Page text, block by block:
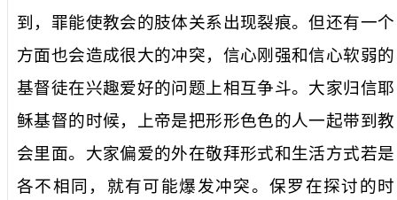
到，罪能使教会的肢体关系出现裂痕。但还有一个
方面也会造成很大的冲突，信心刚强和信心软弱的
基督徒在兴趣爱好的问题上相互争斗。大家归信耶
稣基督的时候，上帝是把形形色色的人一起带到教
会里面。大家偏爱的外在敬拜形式和生活方式若是
各不相同，就有可能爆发冲突。保罗在探讨的时